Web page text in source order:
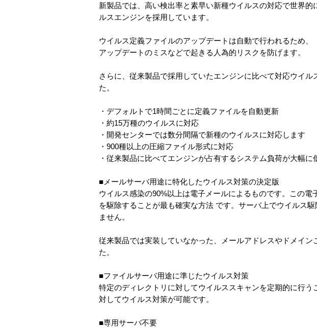
新製品では、高い検出率と素早い新種ウイルスの対応で世界
ルスエンジンを採用しています。
ウイルス定義ファイルのアップデートは自動で行われるため、
アップデートのミスなどで起きる人為的リスクを防げます。
さらに、従来製品で採用していたエンジンに比べて対応ウイ
た。
・デフォルトで1時間ごとに定義ファイルを自動更新
・約15万種のウイルスに対応
・開発センターでは数分間隔で新種のウイルスに対応します
・900種以上の圧縮ファイル形式に対応
・従来製品に比べてエンジンが占有するシステム負荷が大幅に
■メールサーバ用途に特化したウイルス対策の決定版
ウイルス感染の90%以上は電子メールによるものです。この
を駆除することが最も確実な方法 です。サーバ上でウイルス
ません。
従来製品では実装していなかった、メールアドレスやドメイ
た。
■ファイルサーバ用途に準じたウイルス対策
特定のディレクトリに対してウイルススキャンを定期的に行
対してウイルス対策が可能です。
■専用サーバ不要